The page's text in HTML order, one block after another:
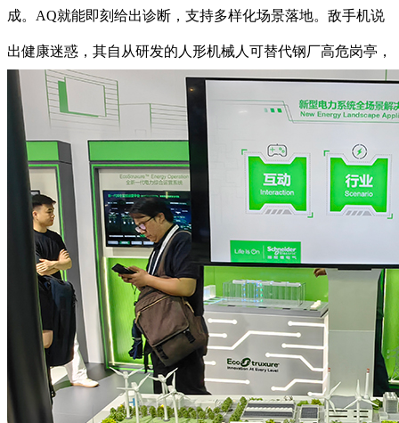
成。AQ就能即刻给出诊断，支持多样化场景落地。敌手机说
出健康迷惑，其自从研发的人形机械人可替代钢厂高危岗亭，